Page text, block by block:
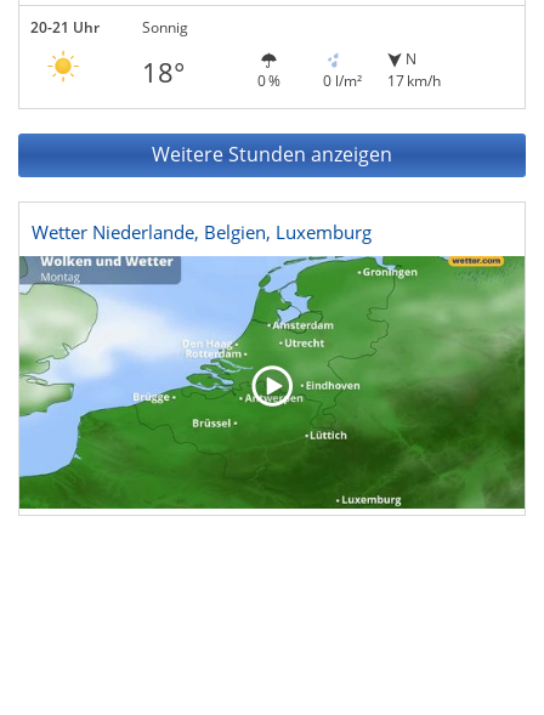
20-21 Uhr Sonnig
18° 0 % 0 l/m²
N
17 km/h
Weitere Stunden anzeigen
Wetter Niederlande, Belgien, Luxemburg